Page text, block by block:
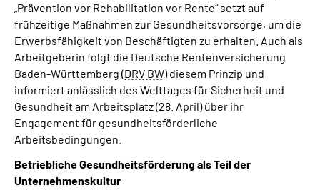
Leichte Sprache
Suche
Mein Kundenportal
„Prävention vor Rehabilitation vor Rente“ setzt auf
frühzeitige Maßnahmen zur Gesundheitsvorsorge, um die
Erwerbsfähigkeit von Beschäftigten zu erhalten. Auch als
Arbeitgeberin folgt die Deutsche Rentenversicherung
Baden-Württemberg (DRV BW) diesem Prinzip und
informiert anlässlich des Welttages für Sicherheit und
Gesundheit am Arbeitsplatz (28. April) über ihr
Engagement für gesundheitsförderliche
Arbeitsbedingungen.
Betriebliche Gesundheitsförderung als Teil der
Unternehmenskultur